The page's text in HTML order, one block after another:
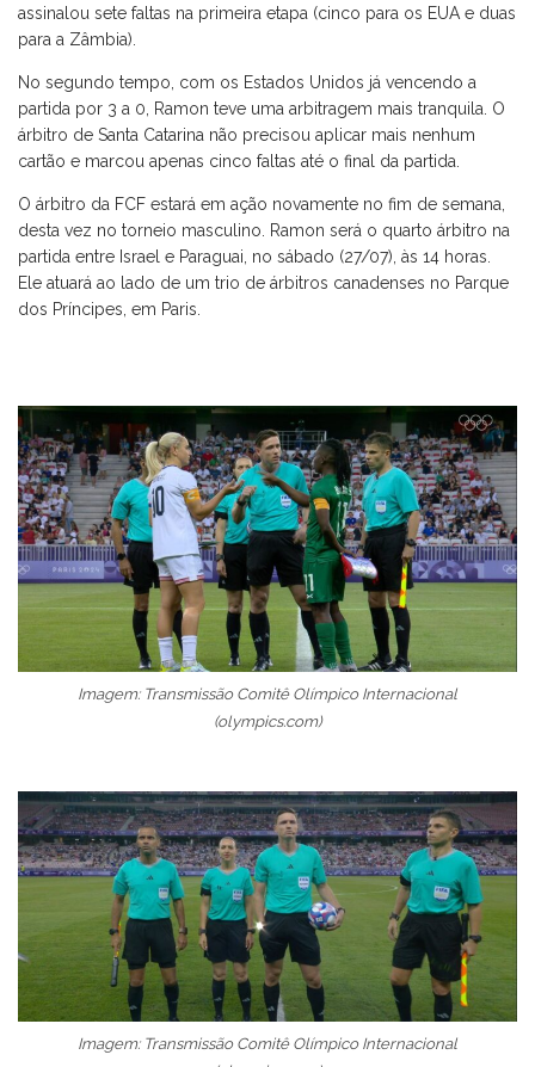
assinalou sete faltas na primeira etapa (cinco para os EUA e duas
para a Zâmbia).
No segundo tempo, com os Estados Unidos já vencendo a
partida por 3 a 0, Ramon teve uma arbitragem mais tranquila. O
árbitro de Santa Catarina não precisou aplicar mais nenhum
cartão e marcou apenas cinco faltas até o final da partida.
O árbitro da FCF estará em ação novamente no fim de semana,
desta vez no torneio masculino. Ramon será o quarto árbitro na
partida entre Israel e Paraguai, no sábado (27/07), às 14 horas.
Ele atuará ao lado de um trio de árbitros canadenses no Parque
dos Príncipes, em Paris.
Imagem: Transmissão Comitê Olímpico Internacional
(olympics.com)
Imagem: Transmissão Comitê Olímpico Internacional